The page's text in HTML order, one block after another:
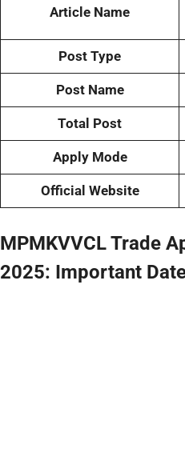
Article Name
Post Type
Post Name
Total Post
Apply Mode
Official Website
MPMKVVCL Trade
2025: Important